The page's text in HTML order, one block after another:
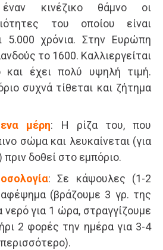
κινέζικο θάμνο οι
του οποίου είναι
χρόνια. Στην Ευρώπη
το 1600. Καλλιεργείται
και έχει πολύ υψηλή τιμή.
συχνά τίθεται και ζήτημα
μέρη: Η ρίζα του, που
σώμα και λευκαίνεται (για
δοθεί στο εμπόριο.
: Σε κάψουλες (1-2
(βράζουμε 3 γρ. της
νερό για 1 ώρα, στραγγίζουμε
2 φορές την ημέρα για 3-4